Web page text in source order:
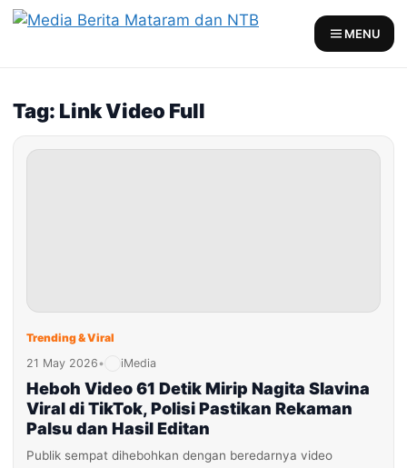
Skip
MENU
Tag: Link Video Full
Trending & Viral
21 May 2026• iMedia
Heboh Video 61 Detik Mirip Nagita Slavina
Viral di TikTok, Polisi Pastikan Rekaman
Palsu dan Hasil Editan
Publik sempat dihebohkan dengan beredarnya video